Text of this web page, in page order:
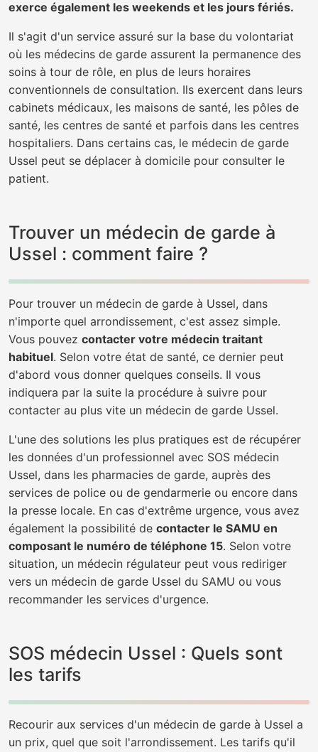
exerce également les weekends et les jours fériés.
Il s'agit d'un service assuré sur la base du volontariat
où les médecins de garde assurent la permanence des
soins à tour de rôle, en plus de leurs horaires
conventionnels de consultation. Ils exercent dans leurs
cabinets médicaux, les maisons de santé, les pôles de
santé, les centres de santé et parfois dans les centres
hospitaliers. Dans certains cas, le médecin de garde
Ussel peut se déplacer à domicile pour consulter le
patient.
Trouver un médecin de garde à
Ussel : comment faire ?
Pour trouver un médecin de garde à Ussel, dans
n'importe quel arrondissement, c'est assez simple.
Vous pouvez contacter votre médecin traitant
habituel. Selon votre état de santé, ce dernier peut
d'abord vous donner quelques conseils. Il vous
indiquera par la suite la procédure à suivre pour
contacter au plus vite un médecin de garde Ussel.
L'une des solutions les plus pratiques est de récupérer
les données d'un professionnel avec SOS médecin
Ussel, dans les pharmacies de garde, auprès des
services de police ou de gendarmerie ou encore dans
la presse locale. En cas d'extrême urgence, vous avez
également la possibilité de contacter le SAMU en
composant le numéro de téléphone 15. Selon votre
situation, un médecin régulateur peut vous rediriger
vers un médecin de garde Ussel du SAMU ou vous
recommander les services d'urgence.
SOS médecin Ussel : Quels sont
les tarifs
Recourir aux services d'un médecin de garde à Ussel a
un prix, quel que soit l'arrondissement. Les tarifs qu'il